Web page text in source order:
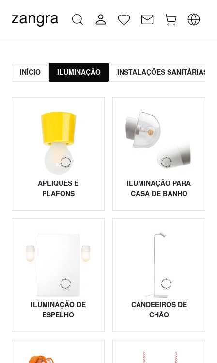
INÍCIO ILUMINAÇÃO INSTALAÇÕES SANITÁRIAS
APLIQUES E
PLAFONS
ILUMINAÇÃO PARA
CASA DE BANHO
ILUMINAÇÃO DE
ESPELHO
CANDEEIROS DE
CHÃO